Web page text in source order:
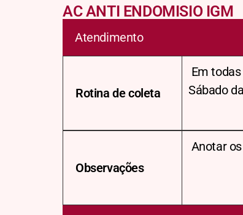
AC ANTI ENDOMISIO IGM
Atendimento
Rotina de coleta
Em
Sábado
Observações
Anotar